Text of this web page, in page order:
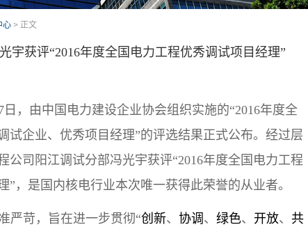
心 > 正文
宇获评“2016年度全国电力工程优秀调试项目经理”
日，由中国电力建设企业协会组织实施的“2016年度全
试企业、优秀项目经理”的评选结果正式公布。经过层
公司阳江调试分部冯光宇获评“2016年度全国电力工程
”，是国内核电行业本次唯一获得此荣誉的从业者。
严苛，旨在进一步贯彻“创新、协调 、绿色、 开放、共